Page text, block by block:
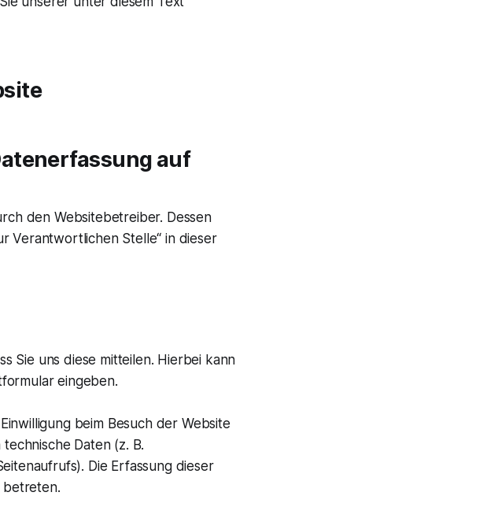
auf
den Websitebetreiber. Dessen
Verantwortlichen Stelle“ in dieser
Sie uns diese mitteilen. Hierbei kann
eingeben.
beim Besuch der Website
Daten (z. B.
Die Erfassung dieser
betreten.